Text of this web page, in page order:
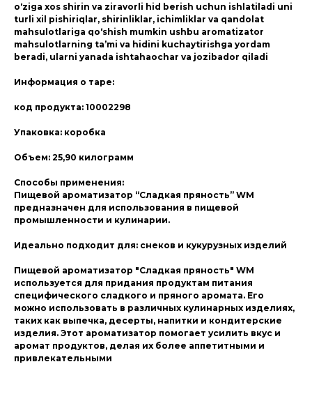
o‘ziga xos shirin va ziravorli hid berish uchun ishlatiladi uni
turli xil pishiriqlar, shirinliklar, ichimliklar va qandolat
mahsulotlariga qo‘shish mumkin ushbu aromatizator
mahsulotlarning ta’mi va hidini kuchaytirishga yordam
beradi, ularni yanada ishtahaochar va jozibador qiladi
Информация о таре:
код продукта: 10002298
Упаковка: коробка
Объем: 25,90 килограмм
Способы применения:
Пищевой ароматизатор “Сладкая пряность” WM
предназначен для использования в пищевой
промышленности и кулинарии.
Идеально подходит для: снеков и кукурузных изделий
Пищевой ароматизатор "Сладкая пряность" WM
используется для придания продуктам питания
специфического сладкого и пряного аромата. Его
можно использовать в различных кулинарных изделиях,
таких как выпечка, десерты, напитки и кондитерские
изделия. Этот ароматизатор помогает усилить вкус и
аромат продуктов, делая их более аппетитными и
привлекательными